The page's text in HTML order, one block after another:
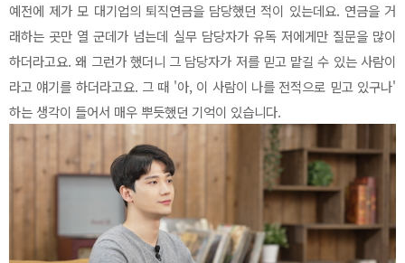
예전에 제가 모 대기업의 퇴직연금을 담당했던 적이 있는데요. 연금을 거
래하는 곳만 열 군데가 넘는데 실무 담당자가 유독 저에게만 질문을 많이
하더라고요. 왜 그런가 했더니 그 담당자가 저를 믿고 맡길 수 있는 사람이
라고 얘기를 하더라고요. 그 때 '아, 이 사람이 나를 전적으로 믿고 있구나'
하는 생각이 들어서 매우 뿌듯했던 기억이 있습니다.